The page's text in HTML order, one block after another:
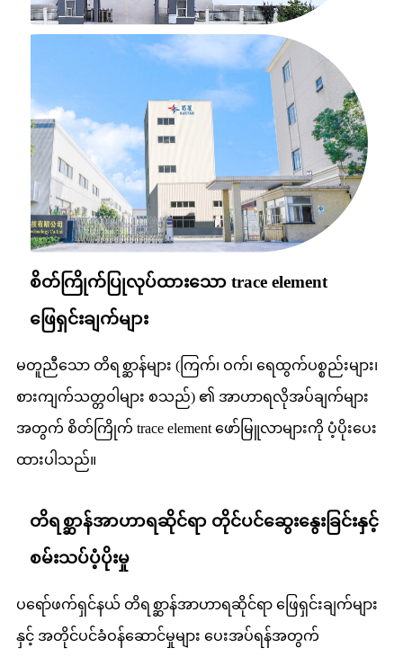
စိတ်ကြိုက်ပြုလုပ်ထားသော trace element
ဖြေရှင်းချက်များ
မတူညီသော တိရစ္ဆာန်များ (ကြက်၊ ဝက်၊ ရေထွက်ပစ္စည်းများ၊
စားကျက်သတ္တဝါများ စသည်) ၏ အာဟာရလိုအပ်ချက်များ
အတွက် စိတ်ကြိုက် trace element ဖော်မြူလာများကို ပံ့ပိုးပေး
ထားပါသည်။
တိရစ္ဆာန်အာဟာရဆိုင်ရာ တိုင်ပင်ဆွေးနွေးခြင်းနှင့်
စမ်းသပ်ပံ့ပိုးမှု
ပရော်ဖက်ရှင်နယ် တိရစ္ဆာန်အာဟာရဆိုင်ရာ ဖြေရှင်းချက်များ
နှင့် အတိုင်ပင်ခံဝန်ဆောင်မှုများ ပေးအပ်ရန်အတွက်